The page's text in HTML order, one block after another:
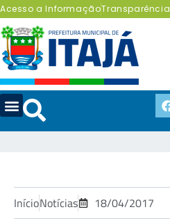
Acesso a InformaçãoTransparência
InícioNotícias 18/04/2017